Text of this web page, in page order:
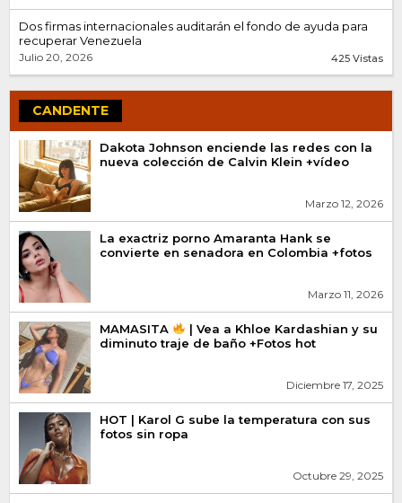
Dos firmas internacionales auditarán el fondo de ayuda para
recuperar Venezuela
Julio 20, 2026 425 Vistas
CANDENTE
Dakota Johnson enciende las redes con la
nueva colección de Calvin Klein +vídeo
Marzo 12, 2026
La exactriz porno Amaranta Hank se
convierte en senadora en Colombia +fotos
Marzo 11, 2026
MAMASITA
| Vea a Khloe Kardashian y su
diminuto traje de baño +Fotos hot
Diciembre 17, 2025
HOT | Karol G sube la temperatura con sus
fotos sin ropa
Octubre 29, 2025